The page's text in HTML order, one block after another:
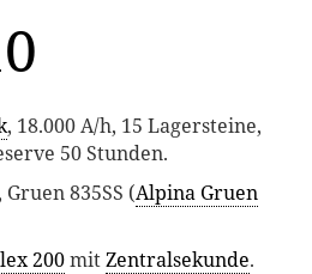
, 18.000 A/h, 15 Lagersteine,
50 Stunden.
835SS (Alpina Gruen
200mitZentralsekunde.